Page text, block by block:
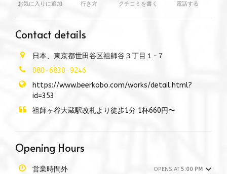
お気に入りに追加 行き方 クチコミを書く
電話する
Contact details
日本、東京都世田谷区祖師谷３丁目１−７
080-6830-9246
https://www.beerkobo.com/works/detail.html?
id=353
祖師ヶ谷大蔵駅改札より徒歩1分 1杯660円〜
Opening Hours
営業時間外 OPENS AT 5:00 PM